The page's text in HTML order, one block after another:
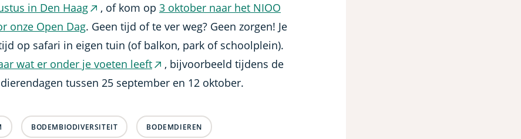
in Den Haag(externe
link)
, of kom op 3 oktober naar het NIOO
onze Open Dag. Geen tijd of te ver weg? Geen zorgen! Je
op safari in eigen tuin (of balkon, park of schoolplein).
wat er onder je voeten leeft(externe
link)
, bijvoorbeeld tijdens de
tussen 25 september en 12 oktober.
BODEMBIODIVERSITEIT BODEMDIEREN